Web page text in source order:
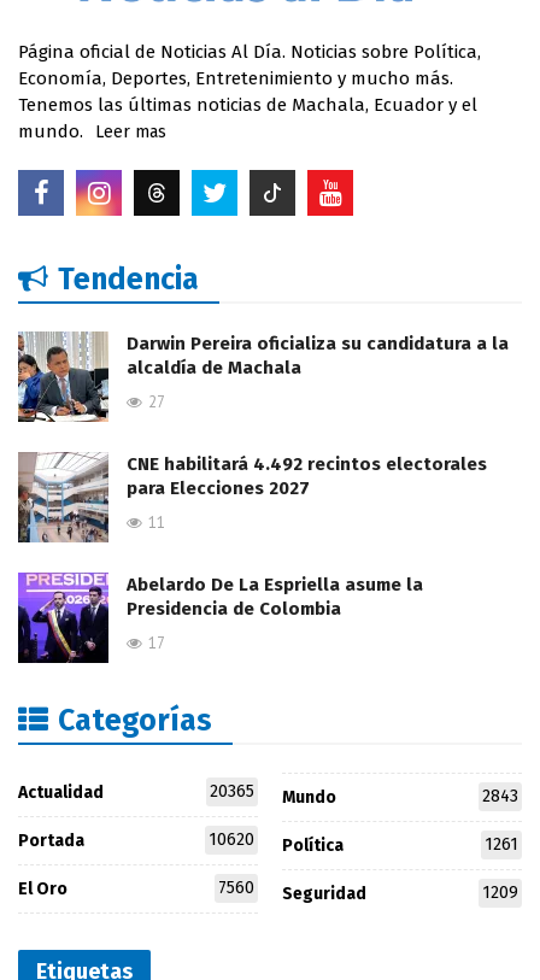
Página oficial de Noticias Al Día. Noticias sobre Política,
Economía, Deportes, Entretenimiento y mucho más.
Tenemos las últimas noticias de Machala, Ecuador y el
mundo.
Leer mas
Tendencia
Darwin Pereira oficializa su candidatura a la
alcaldía de Machala
27
CNE habilitará 4.492 recintos electorales
para Elecciones 2027
11
Abelardo De La Espriella asume la
Presidencia de Colombia
17
Categorías
Actualidad 20365
Portada 10620
El Oro 7560
Mundo 2843
Política 1261
Seguridad 1209
Etiquetas